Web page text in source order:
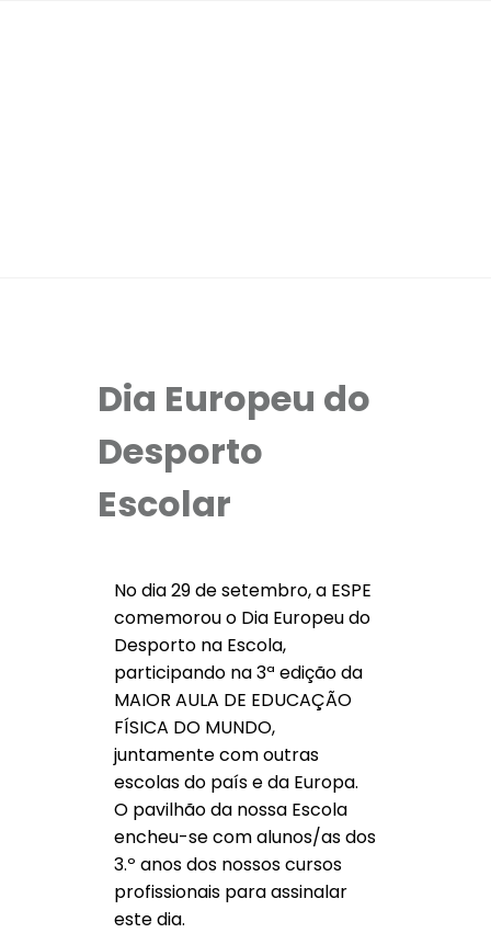
Dia Europeu do
Desporto
Escolar
No dia 29 de setembro, a ESPE
comemorou o Dia Europeu do
Desporto na Escola,
participando na 3ª edição da
MAIOR AULA DE EDUCAÇÃO
FÍSICA DO MUNDO,
juntamente com outras
escolas do país e da Europa.
O pavilhão da nossa Escola
encheu-se com alunos/as dos
3.º anos dos nossos cursos
profissionais para assinalar
este dia.